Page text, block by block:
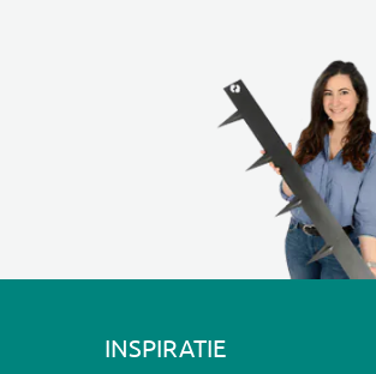
INSPIRATIE